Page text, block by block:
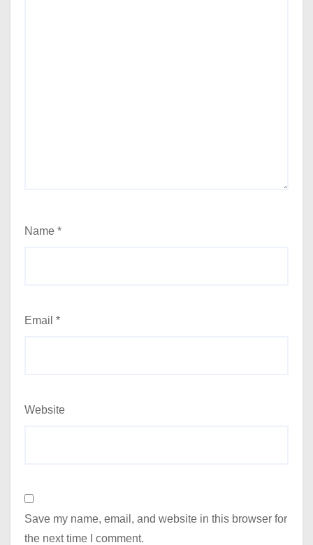
Name *
Email *
Website
Save my name, email, and website in this browser for
the next time I comment.